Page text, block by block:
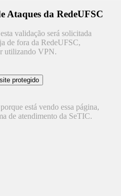
Ataques da RedeUFSC
validação será solicitada
de fora da RedeUFSC,
utilizando VPN.
está vendo essa página,
de atendimento da SeTIC.